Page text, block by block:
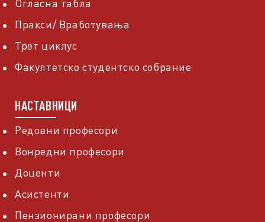
Огласна табла
Пракси/ Вработувања
Трет циклус
Факултетско студентско собрание
НАСТАВНИЦИ
Редовни професори
Вонредни професори
Доценти
Асистенти
Пензионирани професори